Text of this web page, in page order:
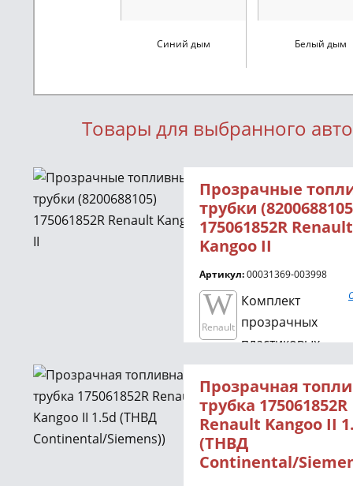
Синий дым Белый дым
Товары для выбранного
Прозрачные
трубки
175061852R Renault
Kangoo II
Артикул:00031369-003998
W
Renault
Комплект
прозрачных
пластиковых
трубок для
подключения обратки
(Continental Siemens),
а также от фильтра к
топливному насосу.
Позволяет
Прозрачная
трубка 175061852R
Renault Kangoo II
(ТНВД
Continental/